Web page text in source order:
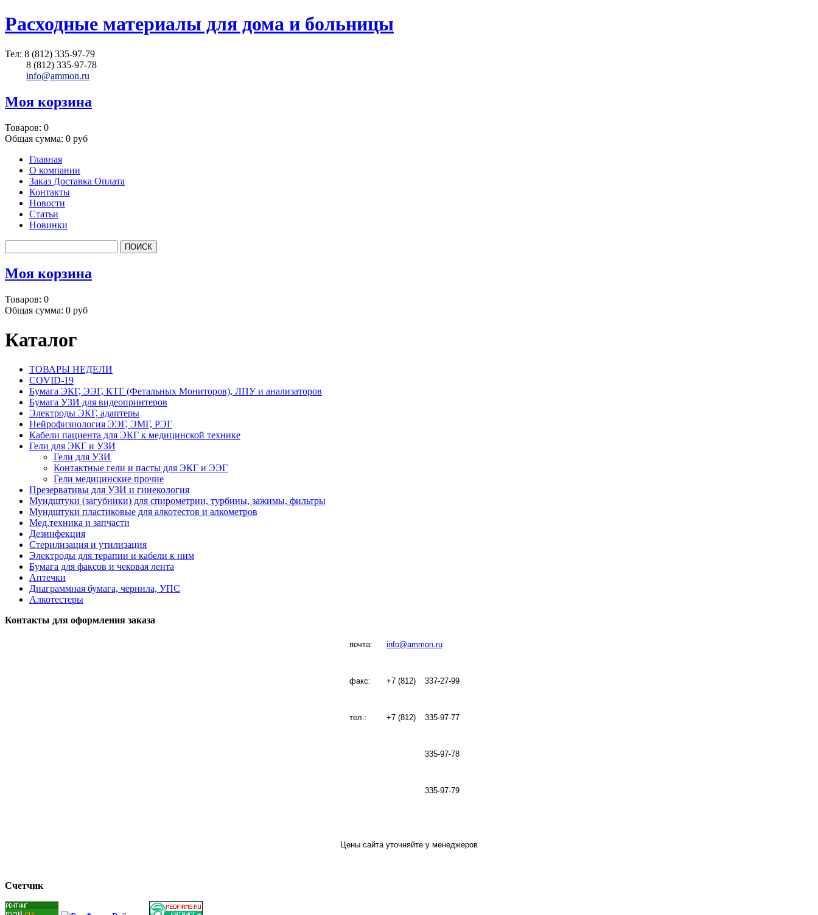
Расходные материалы для дома и больницы
Тел: 8 (812) 335-97-79
8 (812) 335-97-78
info@ammon.ru
Моя корзина
Товаров: 0
Общая сумма: 0 руб
Главная
О компании
Заказ Доставка Оплата
Контакты
Новости
Статьи
Новинки
Моя корзина
Товаров: 0
Общая сумма: 0 руб
Каталог
ТОВАРЫ НЕДЕЛИ
COVID-19
Бумага ЭКГ, ЭЭГ, КТГ (Фетальных Мониторов), ЛПУ и анализаторов
Бумага УЗИ для видеопринтеров
Электроды ЭКГ, адаптеры
Нейрофизиология ЭЭГ, ЭМГ, РЭГ
Кабели пациента для ЭКГ к медицинской технике
Гели для ЭКГ и УЗИ
Гели для УЗИ
Контактные гели и пасты для ЭКГ и ЭЭГ
Гели медицинские прочие
Презервативы для УЗИ и гинекология
Мундштуки (загубники) для спирометрии, турбины, зажимы, фильтры
Мундштуки пластиковые для алкотестов и алкометров
Мед.техника и запчасти
Дезинфекция
Стерилизация и утилизация
Электроды для терапии и кабели к ним
Бумага для факсов и чековая лента
Аптечки
Диаграммная бумага, чернила, УПС
Алкотестеры
Контакты для оформления заказа
почта: info@ammon.ru
факс: +7 (812) 337-27-99
тел.: +7 (812) 335-97-77
335-97-78
335-97-79
Цены сайта уточняйте у менеджеров
Счетчик